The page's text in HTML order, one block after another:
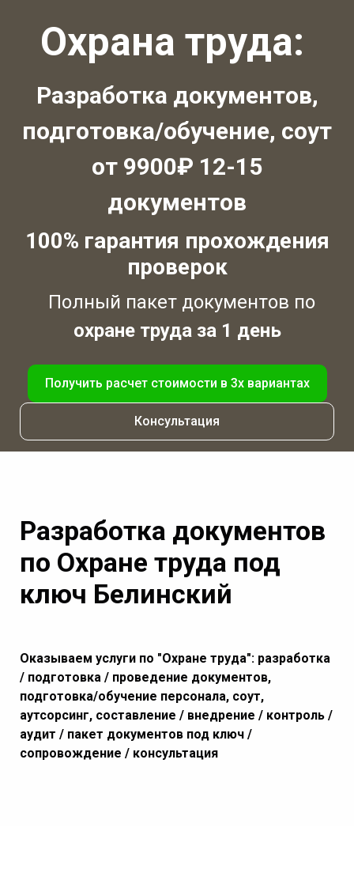
Охрана труда:
Разработка документов,
подготовка/обучение, соут
от 9900₽ 12-15
документов
100% гарантия прохождения
проверок
Полный пакет документов по
охране труда за 1 день
Получить расчет стоимости в 3х вариантах
Консультация
Разработка документов
по Охране труда под
ключ Белинский
Оказываем услуги по "Охране труда": разработка
/ подготовка / проведение документов,
подготовка/обучение персонала, соут,
аутсорсинг, составление / внедрение / контроль /
аудит / пакет документов под ключ /
сопровождение / консультация